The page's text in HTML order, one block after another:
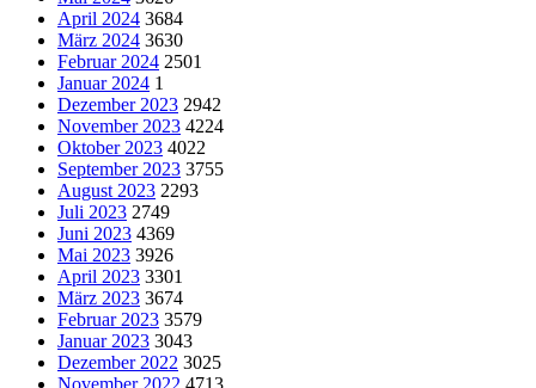
April 2024 3684
März 2024 3630
Februar 2024 2501
Januar 2024 1
Dezember 2023 2942
November 2023 4224
Oktober 2023 4022
September 2023 3755
August 2023 2293
Juli 2023 2749
Juni 2023 4369
Mai 2023 3926
April 2023 3301
März 2023 3674
Februar 2023 3579
Januar 2023 3043
Dezember 2022 3025
November 2022 4713